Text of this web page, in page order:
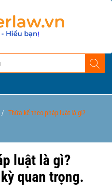
/ Thừa kế theo pháp luật là gì?
luật là gì?
quan trọng.